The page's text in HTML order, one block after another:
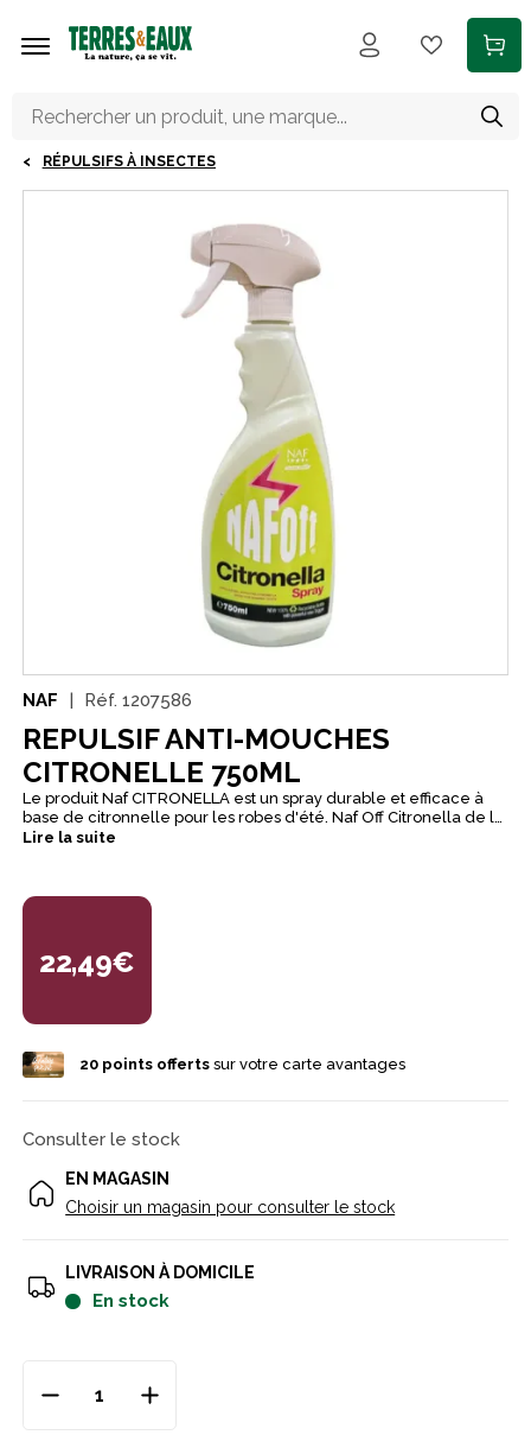
RÉPULSIFS À INSECTES
NAF Réf. 1207586
REPULSIF ANTI-MOUCHES
CITRONELLE 750ML
Le produit Naf CITRONELLA est un spray durable et efficace à
base de citronnelle pour les robes d'été. Naf Off Citronella de la
marque Naf Equine est un anti-mouche pour le cheval ou le
reconnue pour ses propriétés insectifuges contre les mouches,
moustiques, moucherons, tiques ...
Lire la suite
22,49€
20points offertssur votre carte avantages
Consulter le stock
EN MAGASIN
Choisir un magasin pour consulter le stock
LIVRAISON À DOMICILE
en stock